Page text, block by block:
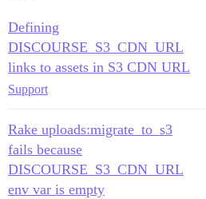
Defining
DISCOURSE_S3_CDN_URL
links to assets in S3 CDN URL
Support
Rake uploads:migrate_to_s3
fails because
DISCOURSE_S3_CDN_URL
env var is empty